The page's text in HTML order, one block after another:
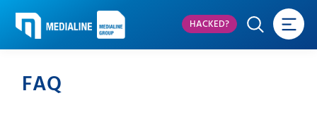
HACKED?
FAQ